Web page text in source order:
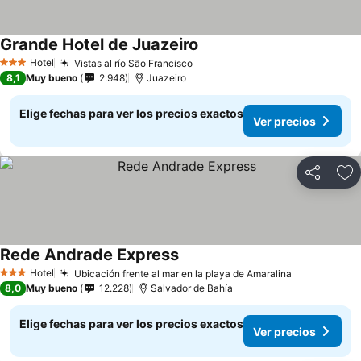
3 Estrellas
Hotel Vistas al río São Francisco
Grande Hotel de Juazeiro
8,1 Muy bueno 2.948 Juazeiro
Elige fechas para ver los precios exactos
Ver precios
Compartir
3 Estrellas
Hotel Ubicación frente al mar en la playa de Amaralina
Rede Andrade Express
8,0 Muy bueno 12.228 Salvador de Bahía
Elige fechas para ver los precios exactos
Ver precios